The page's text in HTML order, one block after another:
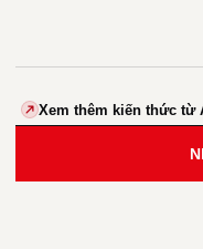
Xem thêm kiến thức từ